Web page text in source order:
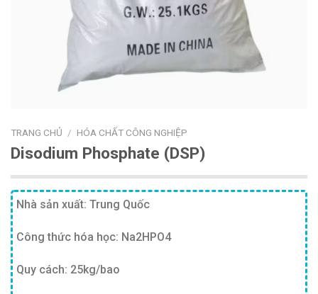
TRANG CHỦ / HÓA CHẤT CÔNG NGHIỆP
Disodium Phosphate (DSP)
Nhà sản xuất: Trung Quốc
Công thức hóa học: Na2HPO4
Quy cách: 25kg/bao